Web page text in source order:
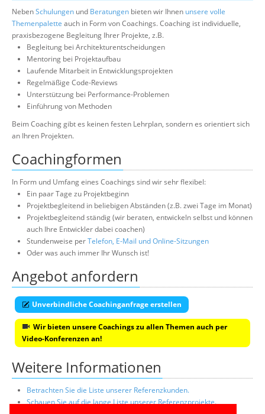
NebenSchulungen und Beratungen bieten wir Ihnen unsere volle
Themenpalette auch in Form von Coachings. Coaching ist individuelle,
praxisbezogene Begleitung Ihrer Projekte, z.B.
Begleitung bei Architekturentscheidungen
Mentoring bei Projektaufbau
Laufende Mitarbeit in Entwicklungsprojekten
Regelmäßige Code-Reviews
Unterstützung bei Performance-Problemen
Einführung von Methoden
Beim Coaching gibt es keinen festen Lehrplan, sondern es orientiert sich
an Ihren Projekten.
Coachingformen
In Form und Umfang eines Coachings sind wir sehr flexibel:
Ein paar Tage zu Projektbeginn
Projektbegleitend in beliebigen Abständen (z.B. zwei Tage im Monat)
Projektbegleitend ständig (wir beraten, entwickeln selbst und können
auch Ihre Entwickler dabei coachen)
Stundenweise perTelefon, E-Mail und Online-Sitzungen
Oder was auch immer Ihr Wunsch ist!
Angebot anfordern
Unverbindliche Coachinganfrage erstellen
Wir bieten unsere Coachings zu allen Themen auch per
Video-Konferenzen an!
Weitere Informationen
Betrachten Sie die Liste unserer Referenzkunden.
Schauen Sie auf die lange Liste unserer Referenzprojekte.